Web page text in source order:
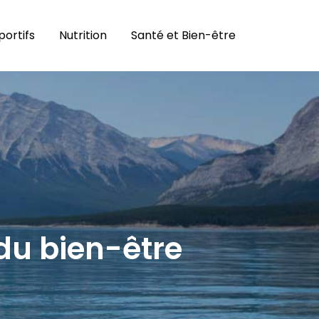
Nutrition Santé et Bien-être
bien-être